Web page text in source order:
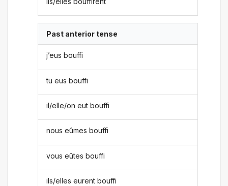
Past anterior tense
j’eus bouffi
tu eus bouffi
il/elle/on eut bouffi
nous eûmes bouffi
vous eûtes bouffi
ils/elles eurent bouffi